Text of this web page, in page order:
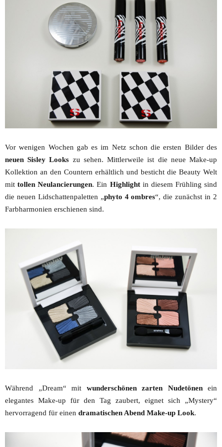
Vor wenigen Wochen gab es im Netz schon die ersten Bilder des
neuen Sisley Looks zu sehen. Mittlerweile ist die neue Make-up
Kollektion an den Countern erhältlich und besticht die Beauty Welt
mittollen Neulancierungen. Ein Highlightin diesem Frühling sind
die neuen Lidschattenpaletten „phyto 4 ombres“, die zunächst in 2
Farbharmonien erschienen sind.
Während „Dream“ mit wunderschönen zarten Nudetönenein
elegantes Make-up für den Tag zaubert, eignet sich „Mystery“
hervorragend für einen dramatischen Abend Make-up Look.